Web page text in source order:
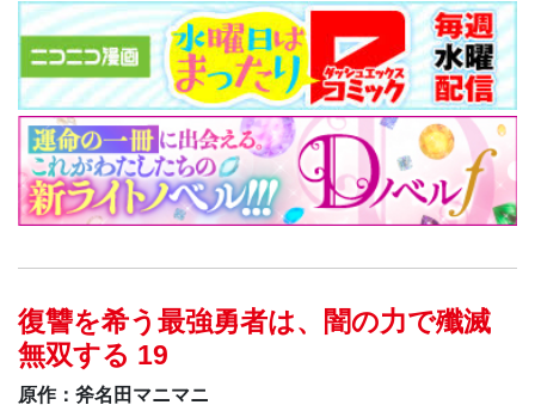
復讐を希う最強勇者は、闇の力で殲滅
無双する 19
原作：斧名田マニマニ